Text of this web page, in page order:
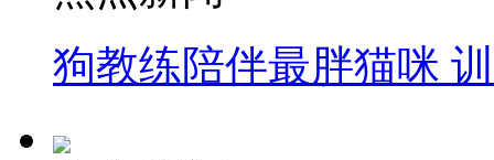
狗教练陪伴最胖猫咪